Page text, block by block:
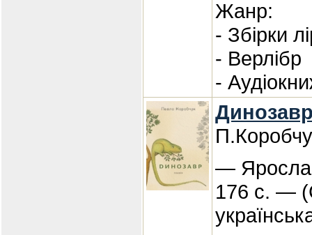
Жанр:
- Збірки
- Верлібр
-
Динозавр
—
176 с. —